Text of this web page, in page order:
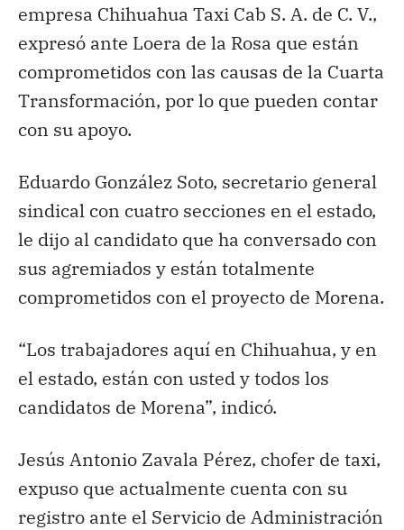
empresa Chihuahua Taxi Cab S. A. de C. V.,
expresó ante Loera de la Rosa que están
comprometidos con las causas de la Cuarta
Transformación, por lo que pueden contar
con su apoyo.
Eduardo González Soto, secretario general
sindical con cuatro secciones en el estado,
le dijo al candidato que ha conversado con
sus agremiados y están totalmente
comprometidos con el proyecto de Morena.
“Los trabajadores aquí en Chihuahua, y en
el estado, están con usted y todos los
candidatos de Morena”, indicó.
Jesús Antonio Zavala Pérez, chofer de taxi,
expuso que actualmente cuenta con su
registro ante el Servicio de Administración